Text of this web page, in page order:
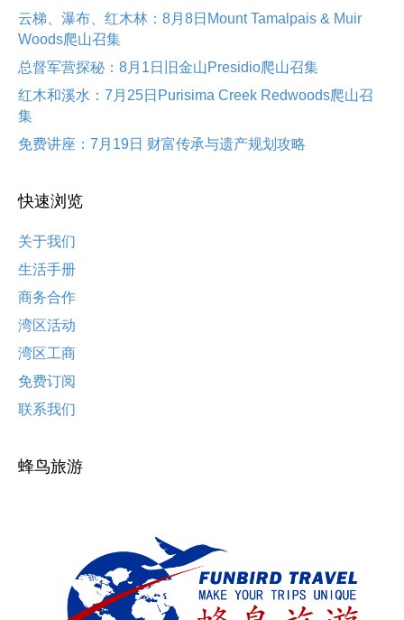
云梯、瀑布、红木林：8月8日Mount Tamalpais & Muir
Woods爬山召集
总督军营探秘：8月1日旧金山Presidio爬山召集
红木和溪水：7月25日Purisima Creek Redwoods爬山召
集
免费讲座：7月19日 财富传承与遗产规划攻略
快速浏览
关于我们
生活手册
商务合作
湾区活动
湾区工商
免费订阅
联系我们
蜂鸟旅游